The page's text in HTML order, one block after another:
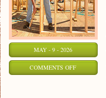
MAY - 9 - 2026
COMMENTS OFFON